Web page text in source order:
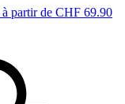
à partir de CHF 69.90